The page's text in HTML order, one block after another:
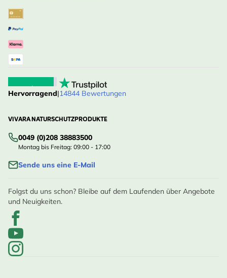
Hervorragend|14844 Bewertungen
VIVARA NATURSCHUTZPRODUKTE
0049 (0)208 38883500
Montag bis Freitag: 09:00 - 17:00
Sende uns eine E-Mail
Folgst du uns schon? Bleibe auf dem Laufenden über Angebote
und Neuigkeiten.